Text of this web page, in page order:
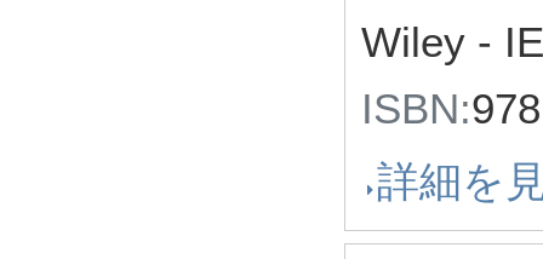
Wiley -
ISBN:
詳細を